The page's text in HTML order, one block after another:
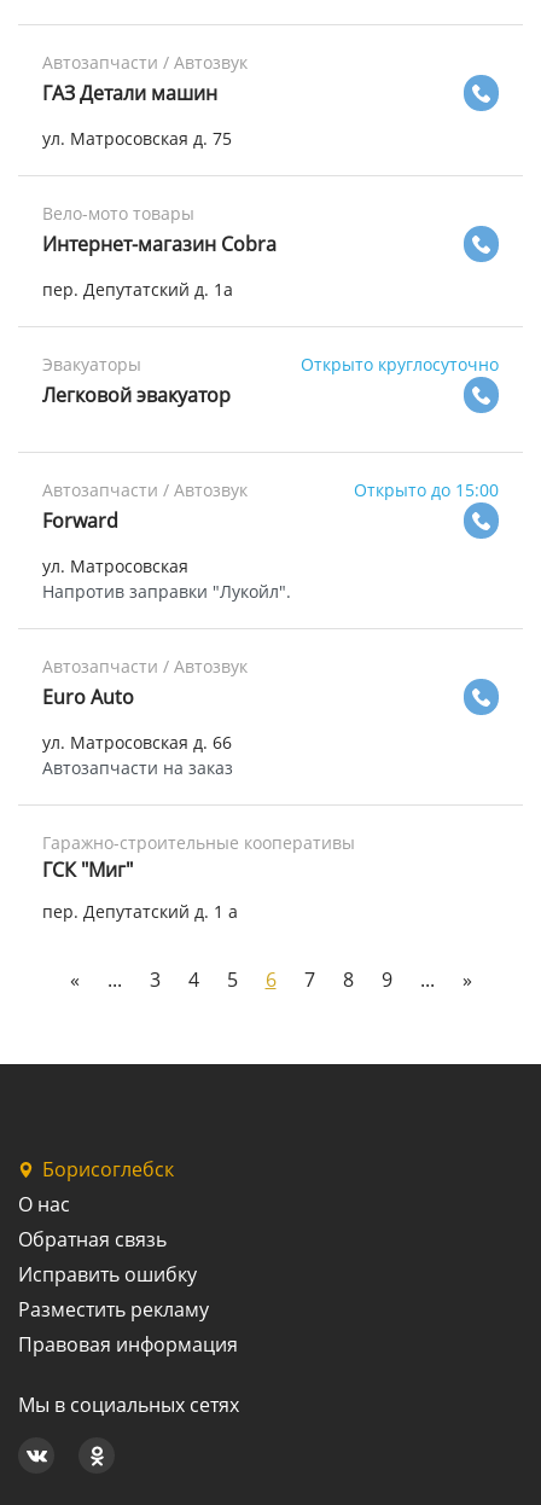
Автозапчасти / Автозвук
ГАЗ Детали машин
ул. Матросовская д. 75
Вело-мото товары
Интернет-магазин Cobra
пер. Депутатский д. 1а
Эвакуаторы Открыто круглосуточно
Легковой эвакуатор
Автозапчасти / Автозвук Открыто до 15:00
Forward
ул. Матросовская
Напротив заправки "Лукойл".
Автозапчасти / Автозвук
Euro Auto
ул. Матросовская д. 66
Автозапчасти на заказ
Гаражно-строительные кооперативы
ГСК "Миг"
пер. Депутатский д. 1 а
« ... 3 4 5 6 7 8 9 ... »
Борисоглебск
О нас
Обратная связь
Исправить ошибку
Разместить рекламу
Правовая информация
Мы в социальных сетях